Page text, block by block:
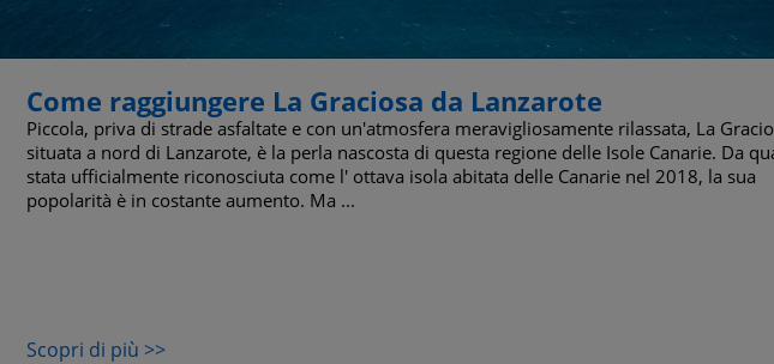
Come raggiungere La Graciosa da Lanzarote
Piccola, priva di strade asfaltate e con un'atmosfera meravigliosamente rilassata, La
situata a nord di Lanzarote, è la perla nascosta di questa regione delle Isole Canarie. Da
stata ufficialmente riconosciuta come l' ottava isola abitata delle Canarie nel 2018, la sua
popolarità è in costante aumento. Ma ...
Scopri di più >>